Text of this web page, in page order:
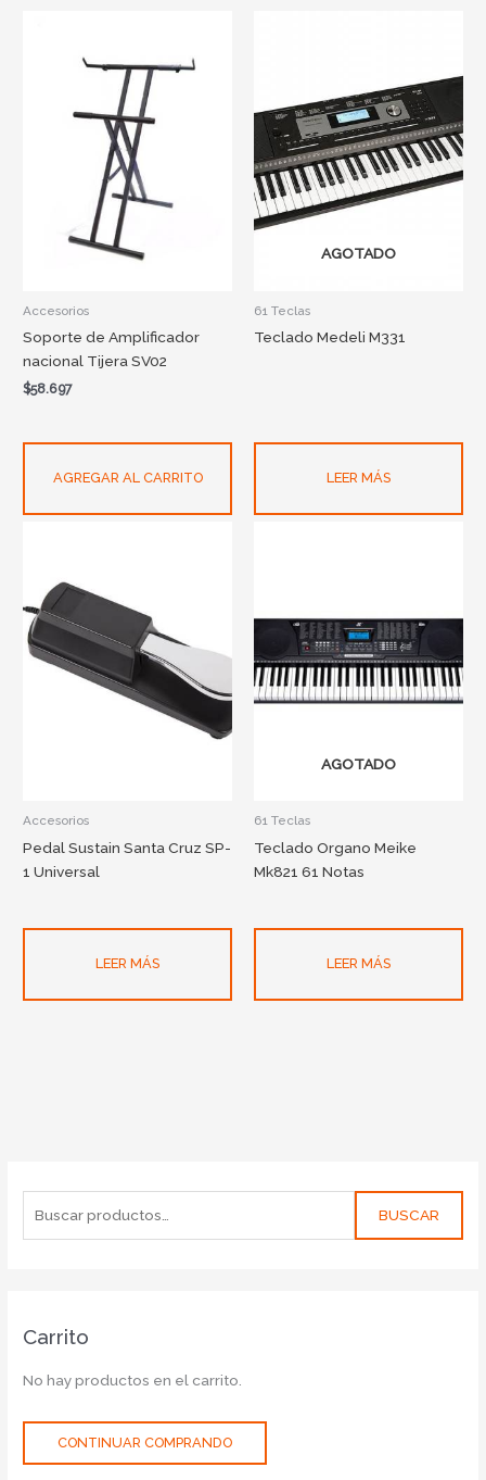
BUSCAR
Carrito
No hay productos en el carrito.
CONTINUAR COMPRANDO
Accesorios
Soporte de Amplificador
nacional Tijera SV02
$58.697
AGREGAR AL CARRITO
AGOTADO
61 Teclas
Teclado Medeli M331
LEER MÁS
Accesorios
Pedal Sustain Santa Cruz SP-
1 Universal
LEER MÁS
AGOTADO
61 Teclas
Teclado Organo Meike
Mk821 61 Notas
LEER MÁS